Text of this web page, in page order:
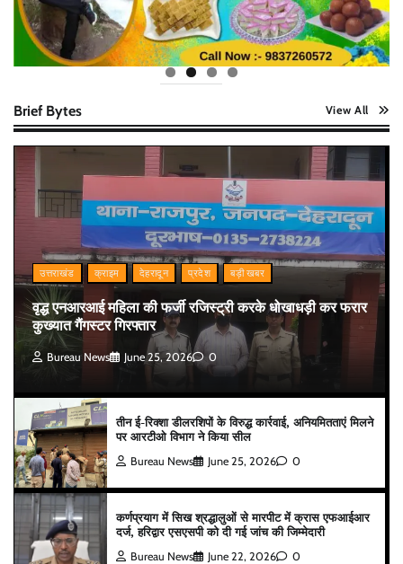
Brief Bytes View All
उत्तराखंड क्राइम देहरादून प्रदेश बड़ी खबर
वृद्ध एनआरआई महिला की फर्जी रजिस्ट्री करके धोखाधड़ी कर फरार
कुख्यात गैंगस्टर गिरफ्तार
Bureau News June 25, 2026 0
तीन ई-रिक्शा डीलरशिपों के विरुद्ध कार्रवाई, अनियमितताएं मिलने
पर आरटीओ विभाग ने किया सील
Bureau News June 25, 2026 0
कर्णप्रयाग में सिख श्रद्धालुओं से मारपीट में क्रास एफआईआर
दर्ज, हरिद्वार एसएसपी को दी गई जांच की जिम्मेदारी
Bureau News June 22, 2026 0